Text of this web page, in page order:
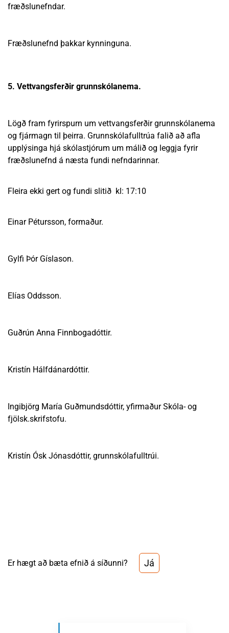
fræðslunefndar.
Fræðslunefnd þakkar kynninguna.
5. Vettvangsferðir grunnskólanema.
Lögð fram fyrirspurn um vettvangsferðir grunnskólanema
og fjármagn til þeirra. Grunnskólafulltrúa falið að afla
upplýsinga hjá skólastjórum um málið og leggja fyrir
fræðslunefnd á næsta fundi nefndarinnar.
Fleira ekki gert og fundi slitið kl: 17:10
Einar Pétursson, formaður.
Gylfi Þór Gíslason.
Elías Oddsson.
Guðrún Anna Finnbogadóttir.
Kristín Hálfdánardóttir.
Ingibjörg María Guðmundsdóttir, yfirmaður Skóla- og
fjölsk.skrifstofu.
Kristín Ósk Jónasdóttir, grunnskólafulltrúi.
Er hægt að bæta efnið á síðunni? Já